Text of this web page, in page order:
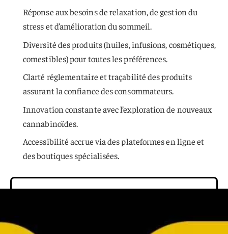
Réponse aux besoins de relaxation, de gestion du
stress et d’amélioration du sommeil.
Diversité des produits (huiles, infusions, cosmétiques,
comestibles) pour toutes les préférences.
Clarté réglementaire et traçabilité des produits
assurant la confiance des consommateurs.
Innovation constante avec l’exploration de nouveaux
cannabinoïdes.
Accessibilité accrue via des plateformes en ligne et
des boutiques spécialisées.